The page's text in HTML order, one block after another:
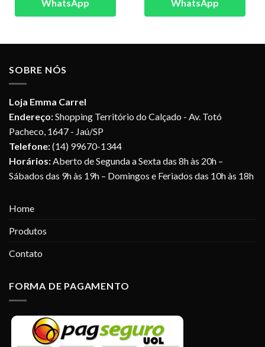
WhatsApp
WhatsApp
SOBRE NÓS
Loja Emma Carrel
Endereço:Shopping Território do Calçado - Av. Totó
Pacheco, 1647 - Jaú/SP
Telefone:(14) 99670-1344
Horários:Aberto de Segunda a Sexta das 8h às 20h –
Sábados das 9h às 19h – Domingos e Feriados das 10h às 18h
Home
Produtos
Contato
FORMA DE PAGAMENTO